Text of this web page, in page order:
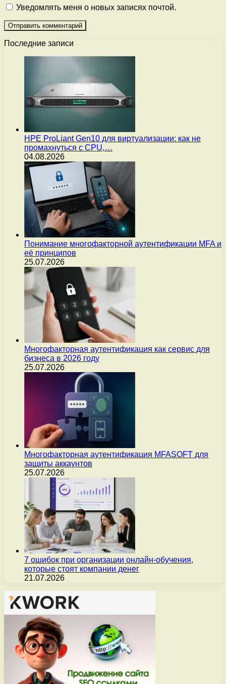
Уведомлять меня о новых записях почтой.
Последние записи
HPE ProLiant Gen10 для виртуализации: как не
промахнуться с CPU,…
04.08.2026
Понимание многофакторной аутентификации MFA и
её принципов
25.07.2026
Многофакторная аутентификация как сервис для
бизнеса в 2026 году
25.07.2026
Многофакторная аутентификация MFASOFT для
защиты аккаунтов
25.07.2026
7 ошибок при организации онлайн-обучения,
которые стоят компании денег
21.07.2026